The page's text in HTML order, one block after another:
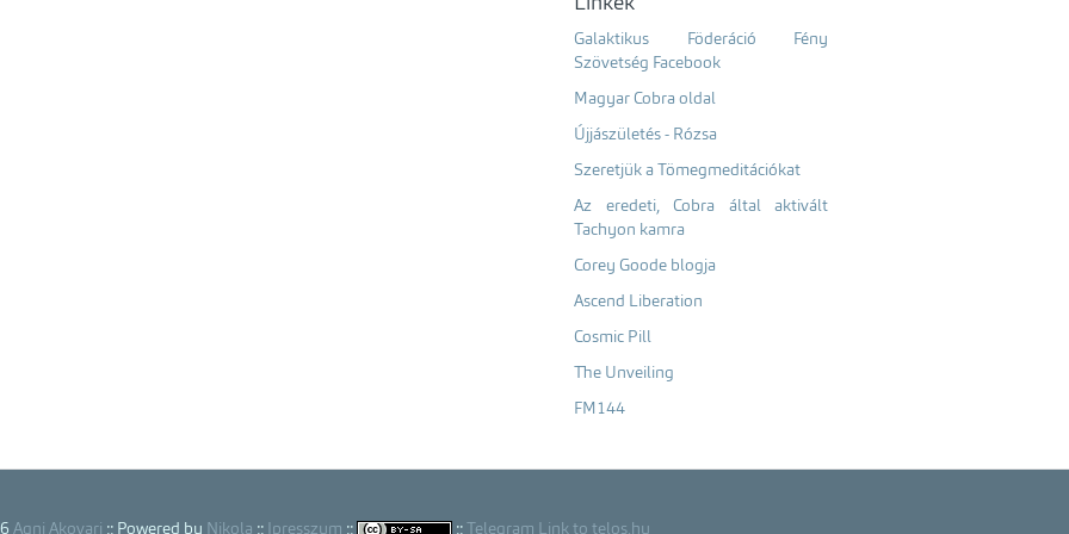
Galaktikus Föderáció Fény
Szövetség Facebook
Magyar Cobra oldal
Újjászületés - Rózsa
Szeretjük a Tömegmeditációkat
Az eredeti, Cobra által aktivált
Tachyon kamra
Corey Goode blogja
Ascend Liberation
Cosmic Pill
The Unveiling
FM144
Agni Akovari :: Powered by Nikola :: Ipresszum :: :: Telegram Link to telos.hu